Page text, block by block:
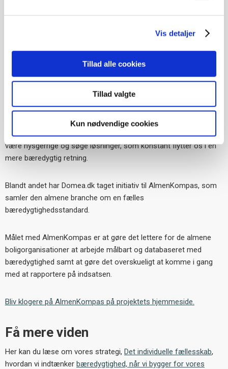
Vis detaljer
Tillad alle cookies
Tillad valgte
Kun nødvendige cookies
Vi har ikke alle svar endnu. Men vi forpligter os på hele tiden at
være nysgerrige og søge løsninger, som konstant flytter os i en
mere bæredygtig retning.
Blandt andet har Domea.dk taget initiativ til AlmenKompas, som
samler den almene branche om en fælles
bæredygtighedsstandard.
Målet med AlmenKompas er at gøre det lettere for de almene
boligorganisationer at arbejde målbart og databaseret med
bæredygtighed samt at gøre det overskueligt at komme i gang
med at rapportere på indsatsen.
Bliv klogere på AlmenKompas på projektets hjemmeside.
Få mere viden
Her kan du læse om vores strategi, Det individuelle fællesskab,
hvordan vi indtænker bæredygtighed, når vi bygger for vores